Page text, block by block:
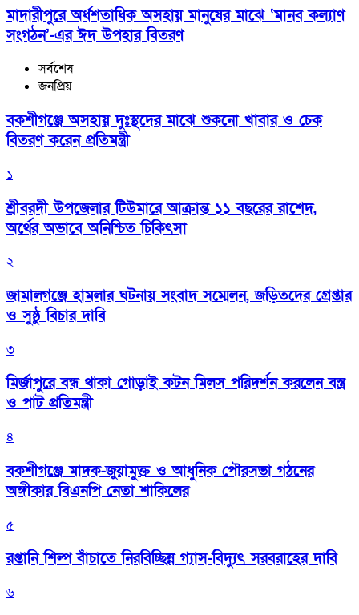
মাদারীপুরে অর্ধশতাধিক অসহায় মানুষের মাঝে ‘মানব কল্যাণ
সংগঠন’-এর ঈদ উপহার বিতরণ
সর্বশেষ
জনপ্রিয়
বকশীগঞ্জে অসহায় দুঃস্থদের মাঝে শুকনো খাবার ও চেক
বিতরণ করেন প্রতিমন্ত্রী
১
শ্রীবরদী উপজেলার টিউমারে আক্রান্ত ১১ বছরের রাশেদ,
অর্থের অভাবে অনিশ্চিত চিকিৎসা
২
জামালগঞ্জে হামলার ঘটনায় সংবাদ সম্মেলন, জড়িতদের গ্রেপ্তার
ও সুষ্ঠু বিচার দাবি
৩
মির্জাপুরে বন্ধ থাকা গোড়াই কটন মিলস পরিদর্শন করলেন বস্ত্র
ও পাট প্রতিমন্ত্রী
৪
বকশীগঞ্জে মাদক-জুয়ামুক্ত ও আধুনিক পৌরসভা গঠনের
অঙ্গীকার বিএনপি নেতা শাকিলের
৫
রপ্তানি শিল্প বাঁচাতে নিরবিচ্ছিন্ন গ্যাস-বিদ্যুৎ সরবরাহের দাবি
৬